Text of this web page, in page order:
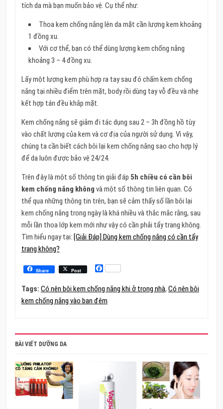
tích da mà bạn muốn bảo vệ. Cụ thể như:
Thoa kem chống nắng lên da mặt cần lượng kem khoảng
1 đồng xu.
Với cơ thể, bạn có thể dùng lượng kem chống nắng
khoảng 3 – 4 đồng xu.
Lấy một lượng kem phù hợp ra tay sau đó chấm kem chống
nắng tại nhiều điểm trên mặt, body rồi dùng tay vỗ đều và nhẹ
kết hợp tán đều khắp mặt.
Kem chống nắng sẽ giảm đi tác dụng sau 2 – 3h đồng hồ tùy
vào chất lượng của kem và cơ địa của người sử dụng. Vì vậy,
chúng ta cần biết cách bôi lại kem chống nắng sao cho hợp lý
để da luôn được bảo vệ 24/24.
Trên đây là một số thông tin giải đáp 5h chiều có cần bôi
kem chống nắng không và một số thông tin liên quan. Có
thể qua những thông tin trên, bạn sẽ cảm thấy số lần bôi lại
kem chống nắng trong ngày là khá nhiều và thắc mắc rằng, sau
mỗi lần thoa lớp kem mới như vậy có cần phải tẩy trang không.
Tìm hiểu ngay tại: [Giải Đáp] Dùng kem chống nắng có cần tẩy
trang không?
Share Post Facebook
Tags: Có nên bôi kem chống nắng khi ở trong nhà, Có nên bôi
kem chống nắng vào ban đêm
BÀI VIẾT DƯỠNG DA